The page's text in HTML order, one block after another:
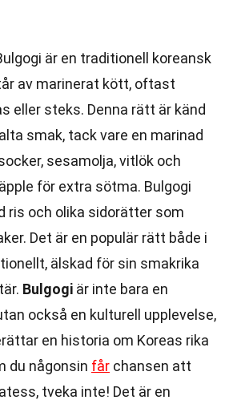
är en traditionell koreansk
av marinerat kött, oftast
eller steks. Denna rätt är känd
smak, tack vare en marinad
sesamolja, vitlök och
för extra sötma. Bulgogi
ris och olika sidorätter som
Det är en populär rätt både i
älskad för sin smakrika
Bulgogi är inte bara en
också en kulturell upplevelse,
en historia om Koreas rika
du någonsin får chansen att
tveka inte! Det är en